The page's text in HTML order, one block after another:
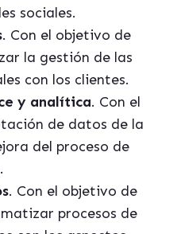
sociales.
. Con el objetivo de
la gestión de las
con los clientes.
y analítica. Con el
de datos de la
del proceso de
. Con el objetivo de
procesos de